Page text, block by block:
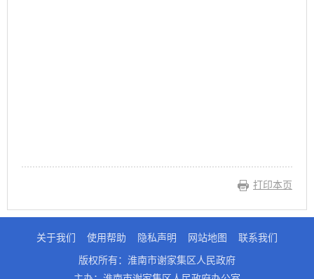
打印本页
关于我们 使用帮助 隐私声明 网站地图
联系我们
版权所有：淮南市谢家集区人民政府